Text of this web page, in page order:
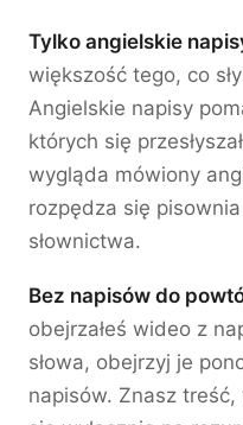
Tylko angielskie
większość tego, co
Angielskie napisy
których się
wygląda mówiony
rozpędza się
słownictwa.
Bez napisów do
obejrzałeś wideo z
słowa, obejrzyj je
napisów. Znasz